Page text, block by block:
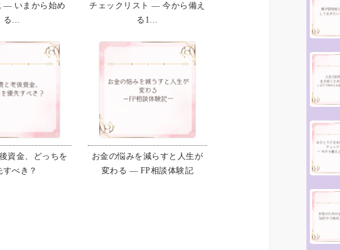
― いまから始め
る…
チェックリスト ― 今から備え
る1…
資金、どっちを
すべき？
お金の悩みを減らすと人生が
変わる ― FP相談体験記